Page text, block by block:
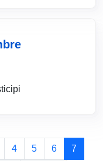
4 5 6 7